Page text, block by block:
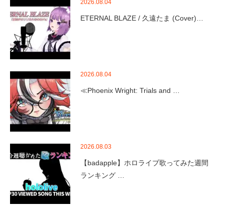
2026.08.04
ETERNAL BLAZE / 久遠たま (Cover)…
2026.08.04
≪Phoenix Wright: Trials and …
2026.08.03
【badapple】ホロライブ歌ってみた週間
ランキング …